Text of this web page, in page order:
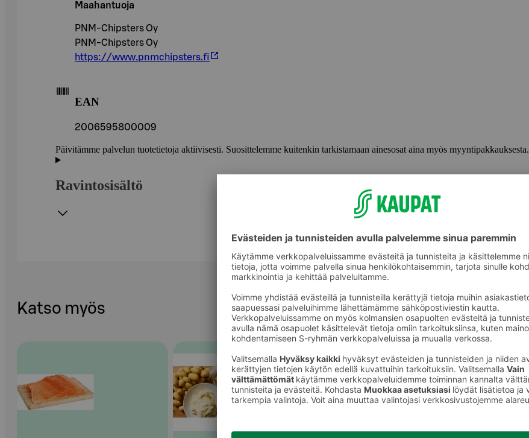
Maahantuoja
PNM-Chipsters Oy
PNM-Chipsters Oy
https://www.pnmchipsters.fi
EAN
2006595800009
Päivitämme palvelun tuotetietoja aktiivisesti. Suosittelemme kuitenkin tarkistamaan ainesosat aina myös myyntipakkauksesta.
Ravintosisältö
Katso myös